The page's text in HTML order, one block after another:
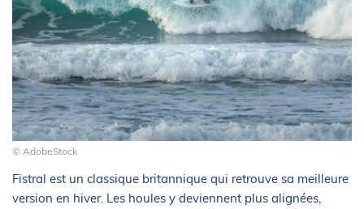
© AdobeStock
Fistral est un classique britannique qui retrouve sa meilleure
version en hiver. Les houles y deviennent plus alignées,